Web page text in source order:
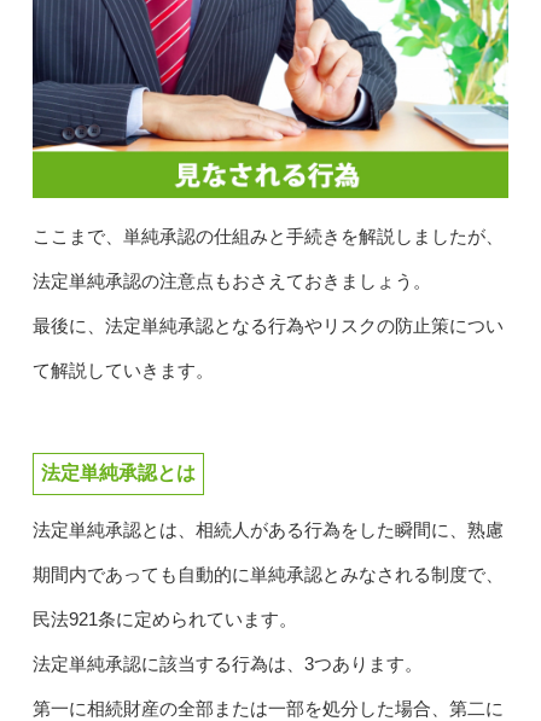
ここまで、単純承認の仕組みと手続きを解説しましたが、
法定単純承認の注意点もおさえておきましょう。
最後に、法定単純承認となる行為やリスクの防止策につい
て解説していきます。
法定単純承認とは
法定単純承認とは、相続人がある行為をした瞬間に、熟慮
期間内であっても自動的に単純承認とみなされる制度で、
民法921条に定められています。
法定単純承認に該当する行為は、3つあります。
第一に相続財産の全部または一部を処分した場合、第二に